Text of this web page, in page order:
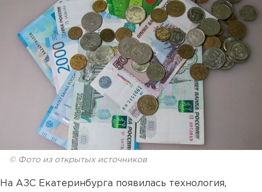
© Фото из открытых источников
На АЗС Екатеринбурга появилась технология,